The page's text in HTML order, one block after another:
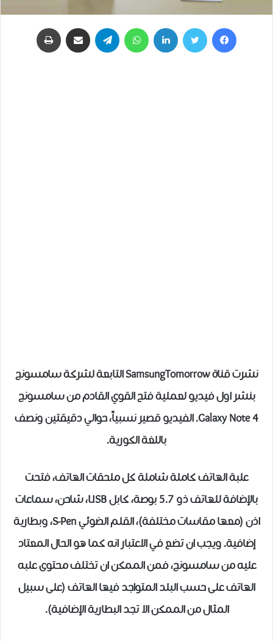
فيسبوك تويتر لينكدإن واتساب تيلقرام مشاركة عبر البريد
نشرت قناة SamsungTomorrow التابعة لشركة سامسونج
بنشر اول فيديو لعملية فتح القوي القادم من سامسونج
Galaxy Note 4. الفيديو قصير نسبياً، حوالي دقيقتين ونصف
باللغة الكورية.
علبة الهاتف كاملة شاملة كل ملحقات الهاتف، فتحت
بالإضافة للهاتف ذو 5.7 بوصة، كابل USB، شاحن، سماعات
اذن (معها مقاسات مختلفة)، القلم الضوئي S-Pen، وبطارية
إضافية. ويجب ان تضع في الاعتبار انه كما هو الحال المعتاد
عليه من سامسونج، فمن الممكن ان تختلف محتوى علبه
الهاتف على حسب البلد المتواجد فيها الهاتف (على سبيل
المثال من الممكن الا تجد البطارية الإضافية).